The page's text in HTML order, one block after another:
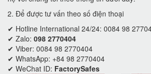
2. Để được tư vấn theo số điện thoại
✔ Hotline International 24/24: 0084 98
✔ Zalo: 098 2770404
✔ Viber: 0084 98 2770404
✔ WhatsApp: +84 98 2770404
✔ WeChat ID: FactorySafes